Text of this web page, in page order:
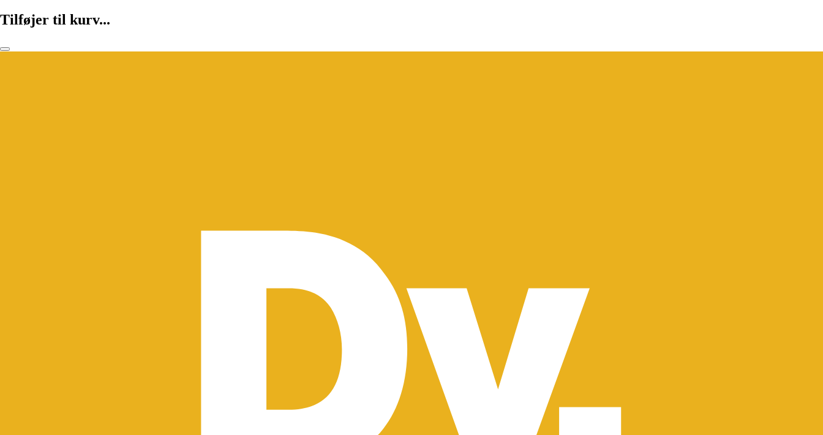
Tilføjer til kurv...